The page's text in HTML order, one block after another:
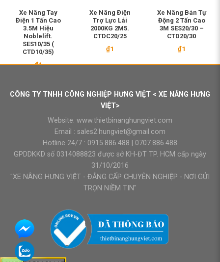
Xe Nâng Tay
Điện 1 Tấn Cao
3.5M Hiệu
Noblelift.
SES10/35 (
CTD10/35)
₫1
Xe Nâng Điện
Trợ Lực Lái
2000KG 2M5.
CTDC20/25
₫1
Xe Nâng Bán Tự
Động 2 Tấn Cao
3M SES20/30 –
CTD20/30
₫1
CÔNG TY TNHH CÔNG NGHIỆP HƯNG VIỆT < XE NÂNG HƯNG
VIỆT>
Website: www.thietbinanghungviet.com
Email : sales2.hungviet@gmail.com
Hotline 24/7 : 0915.886.488
0707.886.488
GPDDKKD số 0314088823 được sở KH-ĐT TP. HCM cấp ngày
31/10/2016
"XE NÂNG HƯNG VIỆT - ĐẲNG CẤP CHUYÊN NGHIỆP - NƠI GỬI
TRỌN NIỀM TIN"